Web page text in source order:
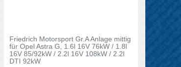
Friedrich Motorsport Gr.A Anlage mittig
für Opel Astra G, 1.6l 16V 76kW / 1.8l
16V 85/92kW / 2.2l 16V 108kW / 2.2l
DTI 92kW